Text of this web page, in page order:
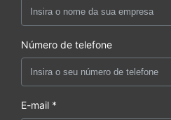
Número de telefone
E-mail *